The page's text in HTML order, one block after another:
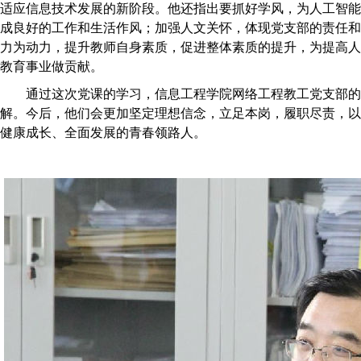
适应信息技术发展的新阶段。他还指出要抓好学风，为人工智
成良好的工作和生活作风；加强人文关怀，体现党支部的责任
力为动力，提升教师自身素质，促进整体素质的提升，为提高
教育事业做贡献。
通过这次党课的学习，信息工程学院网络工程教工党支部
解。今后，他们会更加坚定理想信念，立足本岗，履职尽责，
健康成长、全面发展的青春领路人。